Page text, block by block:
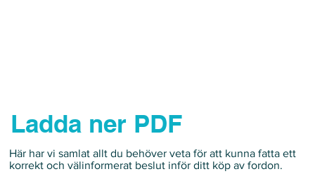
Ladda ner PDF
Här har vi samlat allt du behöver veta för att kunna fatta ett
korrekt och välinformerat beslut inför ditt köp av fordon.